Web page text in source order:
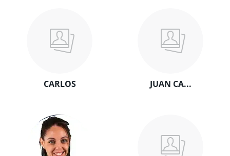
CARLOS JUAN CA...